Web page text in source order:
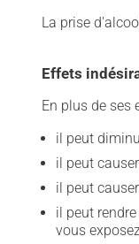
La prise
Effets
En plus de ses
il peut
il peut
il peut
il peut
vous